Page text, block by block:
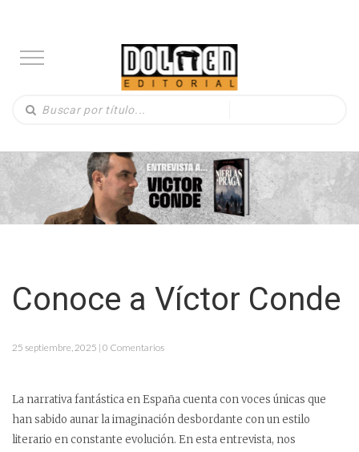
Conoce a Víctor Conde
25 septiembre, 2025 | 0 Comentarios
La narrativa fantástica en España cuenta con voces únicas que
han sabido aunar la imaginación desbordante con un estilo
literario en constante evolución. En esta entrevista, nos